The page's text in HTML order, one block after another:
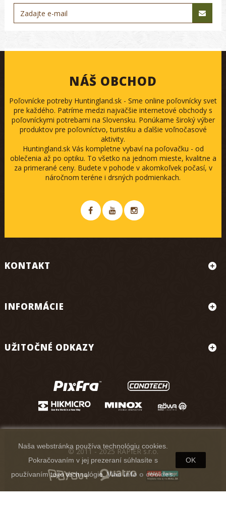
NÁŠ OBCHOD
Poľovnícke potreby Huntingland.sk - Sme online poľovnícky svet
pre každého. Patríme medzi najväčšie internetové obchody s
poľovníckymi potrebami na Slovensku. Ponúkame široký výber
produktov pre poľovníctvo, turistiku a ďalšie voľnočasové
aktivity.
Huntingland.sk Vás kompletne vybaví na poľovačku - od
oblečenia až po optiku. To všetko na jednom mieste, kvalitne a
za primerané ceny. Budete v pohode v akomkoľvek počasí, v
náročnom teréne i drsných podmienkach.
KONTAKT
INFORMÁCIE
UŽITOČNÉ ODKAZY
Naša webstránka používa technológiu cookies.
Pokračovaním v jej prezeraní súhlasíte s
používaním tejto technológie.Viac info o cookies.
OK
© 2011 - 2025 RAPIER s.r.o.